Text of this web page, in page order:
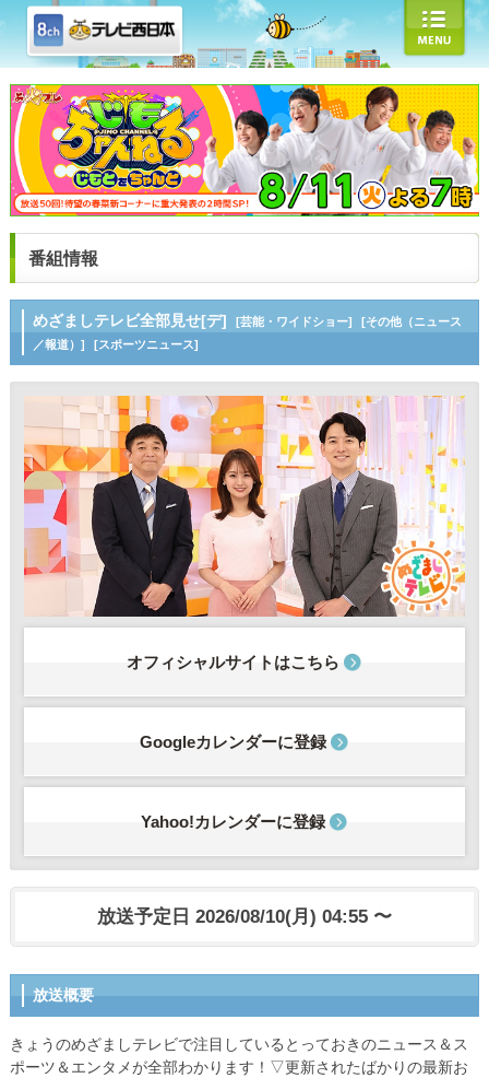
番組情報
めざましテレビ全部見せ[デ] [芸能・ワイドショー]
[その他（ニュース
／報道）]
[スポーツニュース]
オフィシャルサイトはこちら
Googleカレンダーに登録
Yahoo!カレンダーに登録
放送予定日 2026/08/10(月) 04:55 〜
放送概要
きょうのめざましテレビで注目しているとっておきのニュース＆ス
ポーツ＆エンタメが全部わかります！▽更新されたばかりの最新お